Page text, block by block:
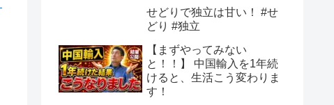
せどりで独立は甘い！ #せ
どり #独立
【まずやってみない
と！！】 中国輸入を1年続
けると、生活こう変わりま
す！